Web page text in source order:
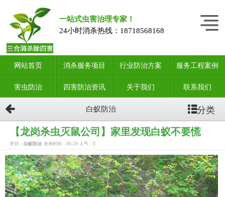
一站式虫害治理专家！
24小时消杀热线： 18718568168
网站首页 消杀服务项目 行业防治方案 服务工程案例
害虫防治 四害防治资讯 关于我们 联系我们
白蚁防治 分类
【龙岗杀虫灭鼠公司】家里发现白蚁不要慌
栏目： 白蚁防治 发表时间：06-29 人气： 0